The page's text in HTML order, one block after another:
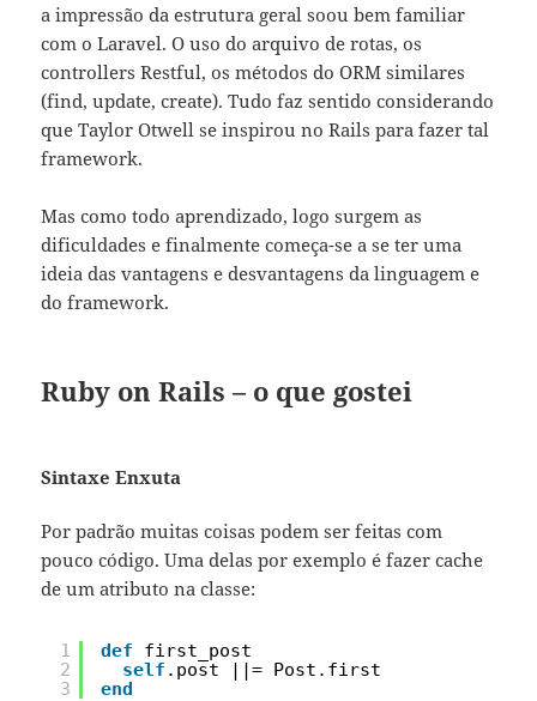
a impressão da estrutura geral soou bem familiar
com o Laravel. O uso do arquivo de rotas, os
controllers Restful, os métodos do ORM similares
(find, update, create). Tudo faz sentido considerando
que Taylor Otwell se inspirou no Rails para fazer tal
framework.
Mas como todo aprendizado, logo surgem as
dificuldades e finalmente começa-se a se ter uma
ideia das vantagens e desvantagens da linguagem e
do framework.
Ruby on Rails – o que gostei
Sintaxe Enxuta
Por padrão muitas coisas podem ser feitas com
pouco código. Uma delas por exemplo é fazer cache
de um atributo na classe:
1
2
3
def
first_post
self .post ||= Post.first
end